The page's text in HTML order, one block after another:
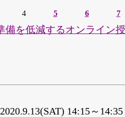
4 5 6 7
備を低減するオンライン
2020.9.13(SAT) 14:15～